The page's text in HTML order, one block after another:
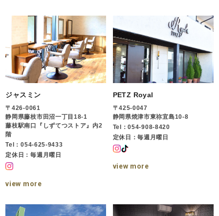
ジャスミン
〒426-0061
静岡県藤枝市田沼一丁目18-1
藤枝駅南口『しずてつストア』内2
階
Tel：054-625-9433
定休日：毎週月曜日
view more
PETZ Royal
〒425-0047
静岡県焼津市東祢宜島10-8
Tel：054-908-8420
定休日：毎週月曜日
view more